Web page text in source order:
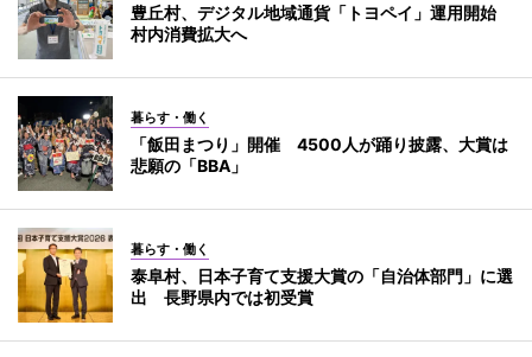
豊丘村、デジタル地域通貨「トヨペイ」運用開始
村内消費拡大へ
暮らす・働く
「飯田まつり」開催 4500人が踊り披露、大賞は
悲願の「BBA」
暮らす・働く
泰阜村、日本子育て支援大賞の「自治体部門」に選
出 長野県内では初受賞